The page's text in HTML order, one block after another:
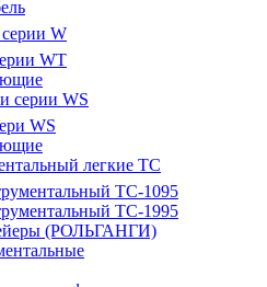
W
WT
серии WS
WS
легкие ТС
TC-1095
TC-1995
(РОЛЬГАНГИ)